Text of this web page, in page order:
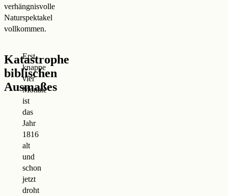
verhängnisvolle
Naturspektakel
vollkommen.
Katastrophe
biblischen
Ausmaßes
Erst
knappe
vier
Monate
ist
das
Jahr
1816
alt
und
schon
jetzt
droht